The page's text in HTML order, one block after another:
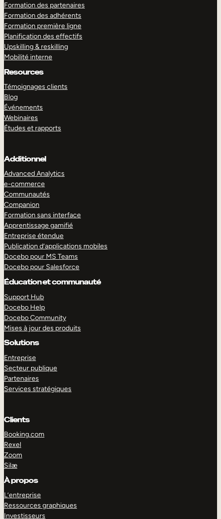
Formation des partenaires
Formation des adhérents
Formation première ligne
Planification des effectifs
Upskilling & reskilling
Mobilité interne
Resources
Témoignages clients
Blog
Événements
Webinaires
Études et rapports
Additionnel
Advanced Analytics
e-commerce
Communautés
Companion
Formation sans interface
Apprentissage gamifié
Entreprise étendue
Publication d’applications mobiles
Docebo pour MS Teams
Docebo pour Salesforce
Éducation et communauté
Support Hub
Docebo Help
Docebo Community
Mises à jour des produits
Solutions
Entreprise
Secteur publique
Partenaires
Services stratégiques
Clients
Booking.com
Rexel
Zoom
Silæ
À propos
L’entreprise
Ressources graphiques
Investisseurs